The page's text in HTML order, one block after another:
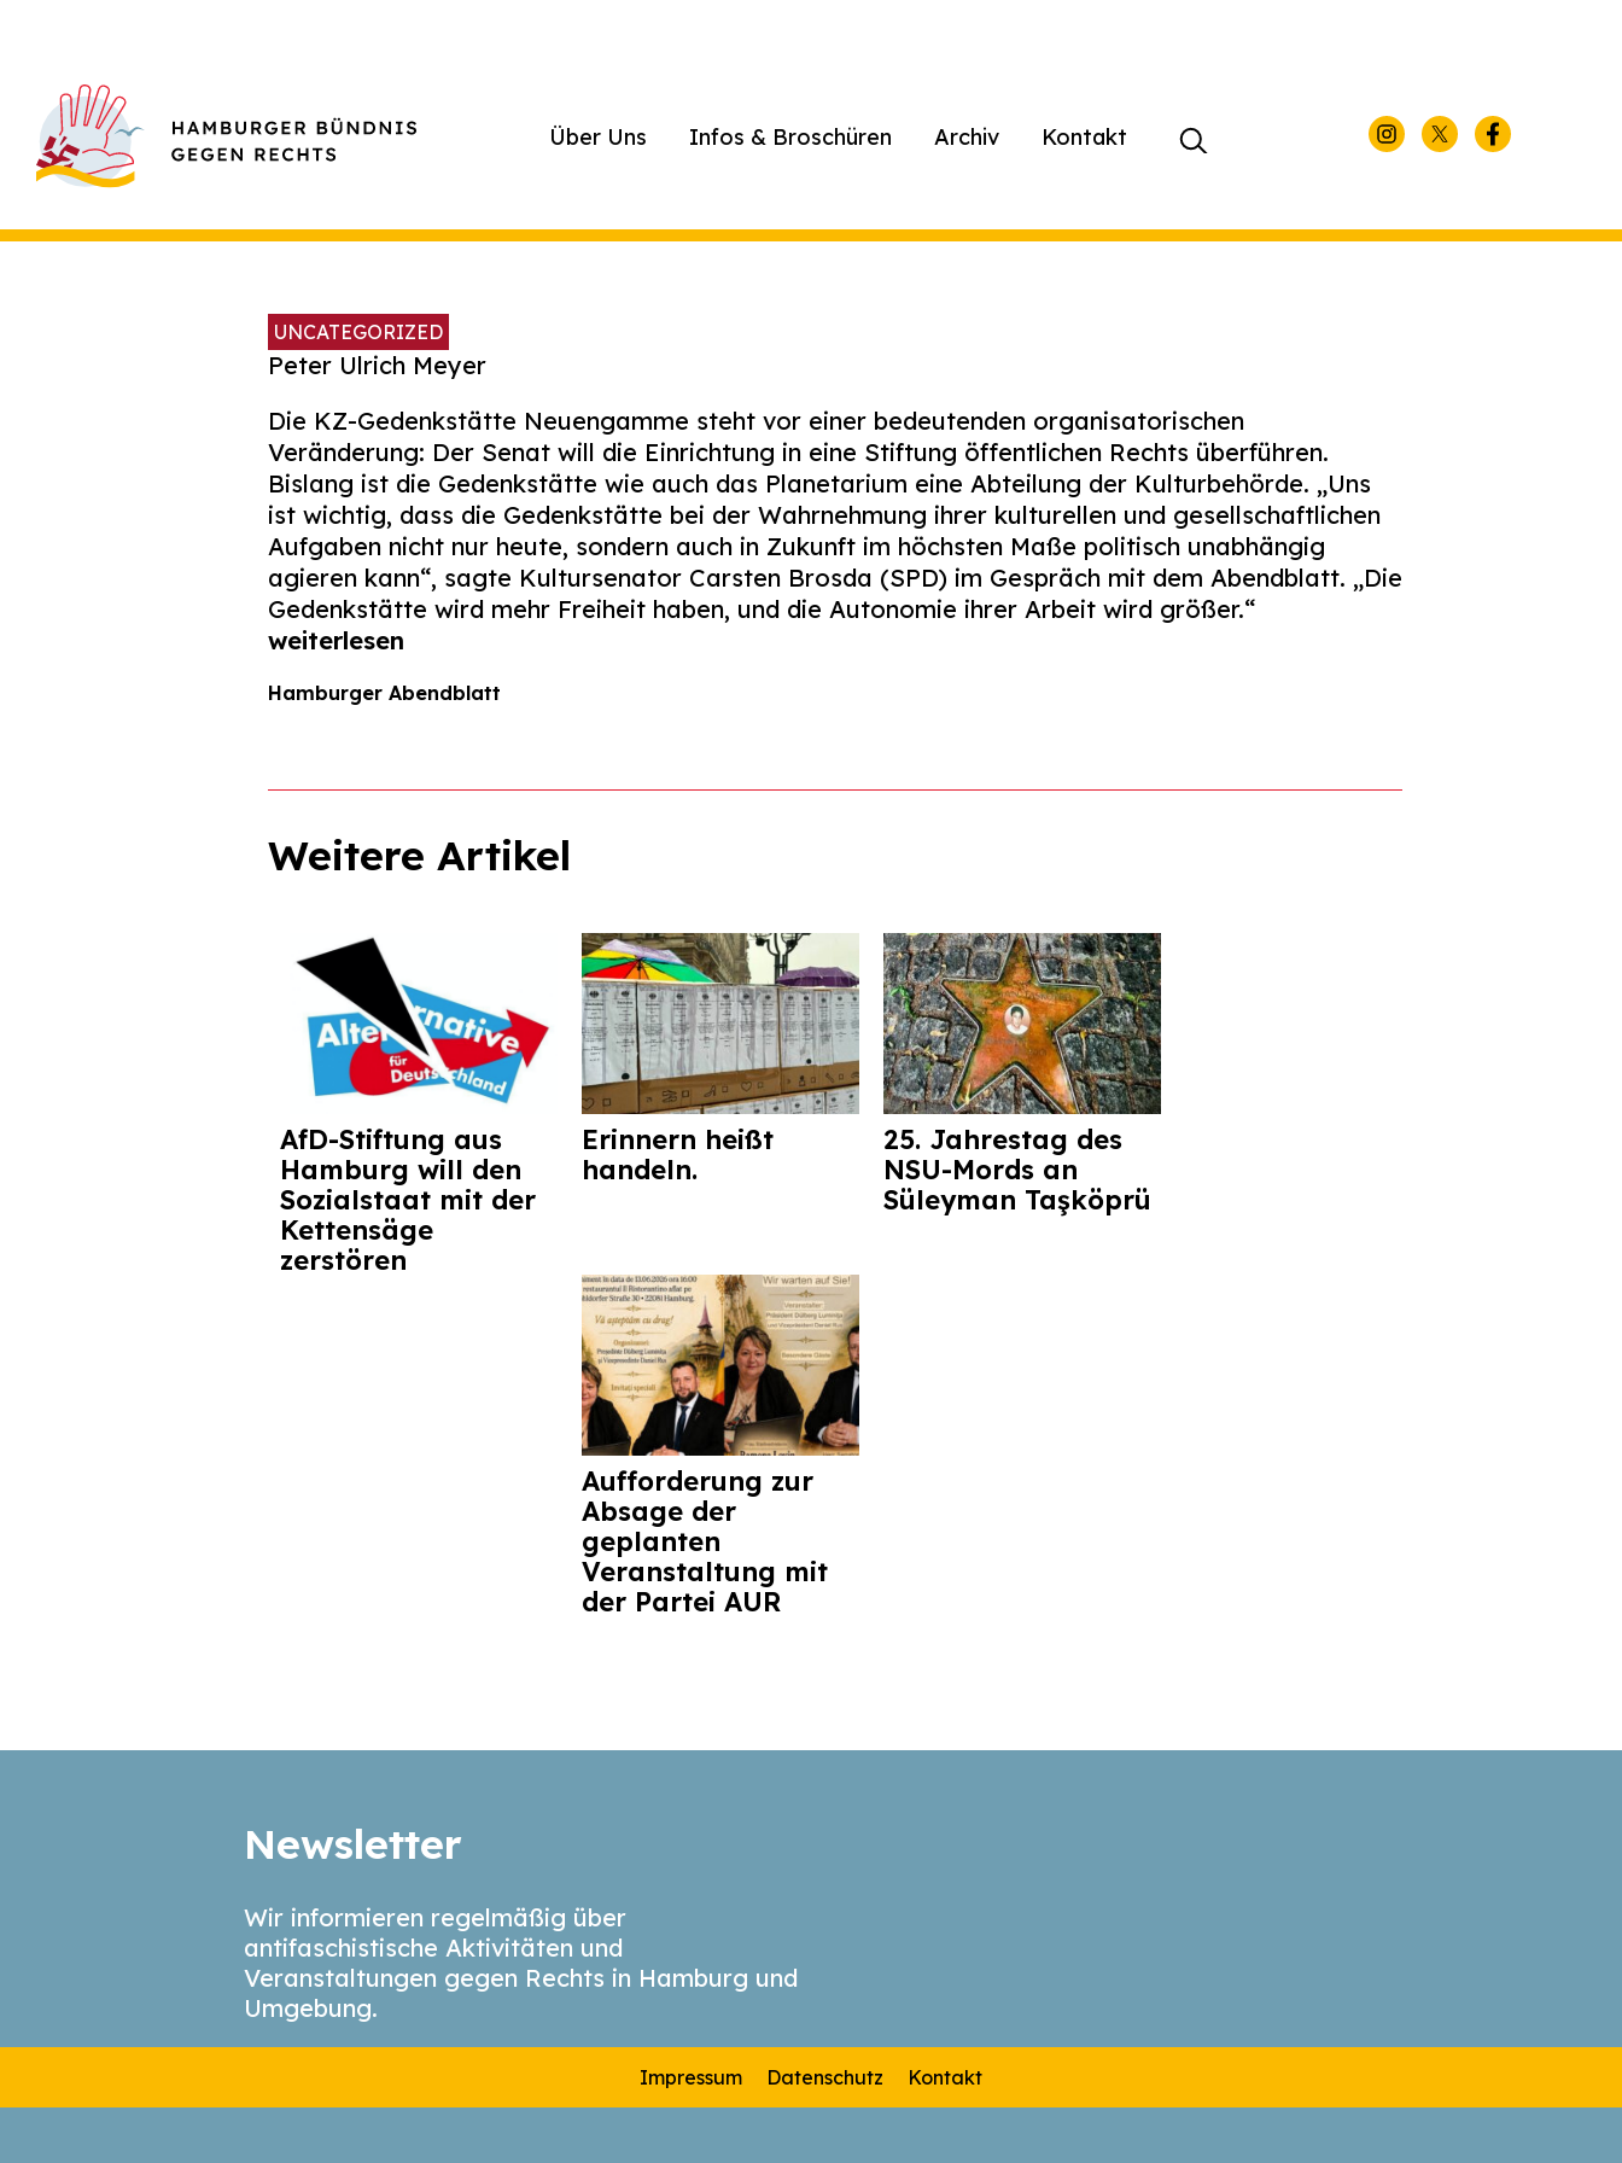
Über Uns Infos & Broschüren Archiv KontaktSuchen
UNCATEGORIZED
Peter Ulrich Meyer
Die KZ-Gedenkstätte Neuengamme steht vor einer bedeutenden organisatorischen
Veränderung: Der Senat will die Einrichtung in eine Stiftung öffentlichen Rechts überführen.
Bislang ist die Gedenkstätte wie auch das Planetarium eine Abteilung der Kulturbehörde. „Uns
ist wichtig, dass die Gedenkstätte bei der Wahrnehmung ihrer kulturellen und gesellschaftlichen
Aufgaben nicht nur heute, sondern auch in Zukunft im höchsten Maße politisch unabhängig
agieren kann“, sagte Kultursenator Carsten Brosda (SPD) im Gespräch mit dem Abendblatt. „Die
Gedenkstätte wird mehr Freiheit haben, und die Autonomie ihrer Arbeit wird größer.“
weiterlesen
Hamburger Abendblatt
Weitere Artikel
AfD-Stiftung aus
Hamburg will den
Sozialstaat mit der
Kettensäge
zerstören
Erinnern heißt
handeln.
25. Jahrestag des
NSU-Mords an
Süleyman Taşköprü
Aufforderung zur
Absage der
geplanten
Veranstaltung mit
der Partei AUR
Newsletter
Wir informieren regelmäßig über
antifaschistische Aktivitäten und
Veranstaltungen gegen Rechts in Hamburg und
Umgebung.
Impressum Datenschutz Kontakt